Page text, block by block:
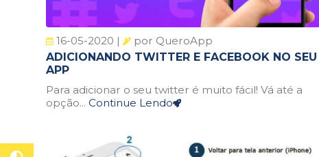
16-05-2020 |
por QueroApp
ADICIONANDO TWITTER E FACEBOOK NO SEU
APP
Para adicionar o seu twitter é muito fácil! Vá até a
opção... Continue Lendo